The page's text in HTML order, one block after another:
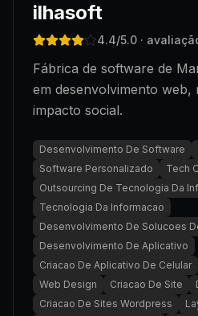
ilhasoft
4.4/5.0 ·
Fábrica de software de
em desenvolvimento web,
impacto social.
Desenvolvimento De Software
Software Personalizado
Tech
Outsourcing De Tecnologia Da
Tecnologia Da Informacao
Desenvolvimento De Solucoes
Desenvolvimento De Aplicativo
Criacao De Aplicativo De Celular
Web Design
Criacao De Site
Criacao De Sites Wordpress